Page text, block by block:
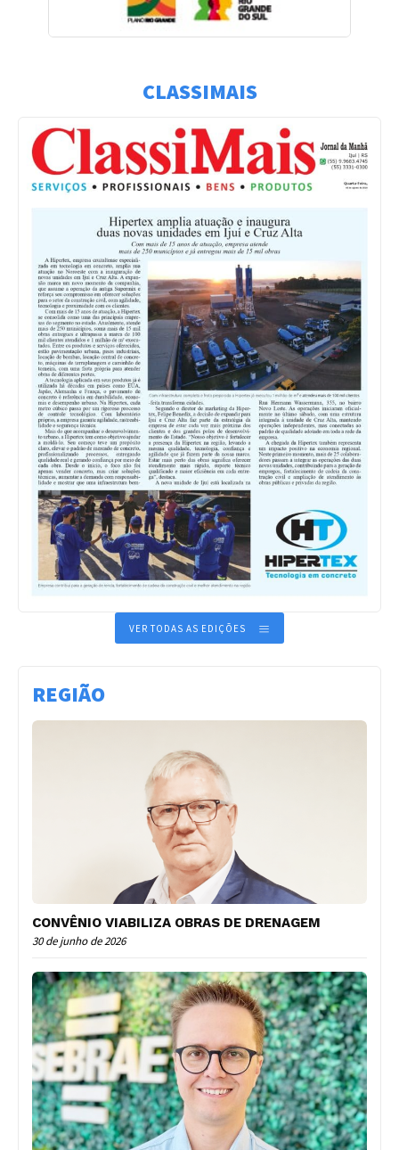
CLASSIMAIS
VER TODAS AS EDIÇÕES
REGIÃO
CONVÊNIO VIABILIZA OBRAS DE DRENAGEM
30 de junho de 2026